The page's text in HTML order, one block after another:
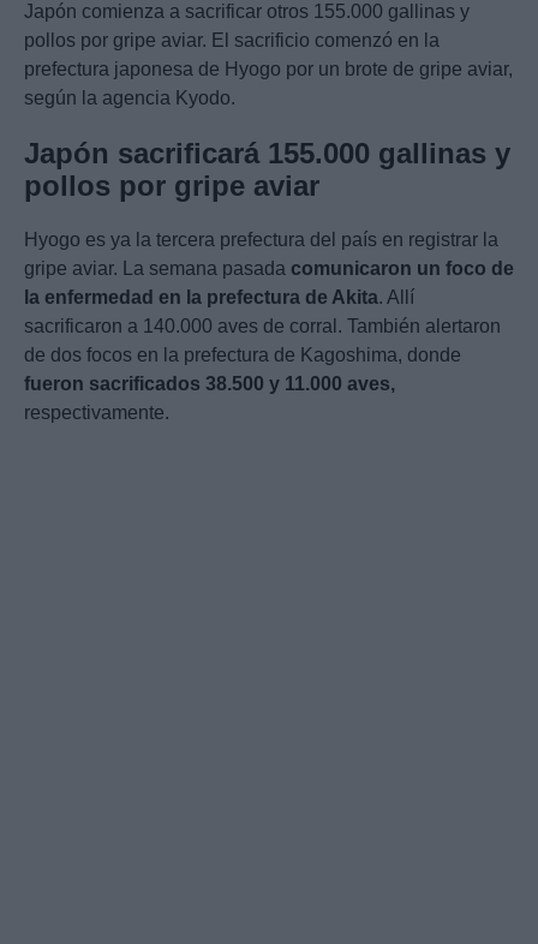
Japón comienza a sacrificar otros 155.000 gallinas y
pollos por gripe aviar. El sacrificio comenzó en la
prefectura japonesa de Hyogo por un brote de gripe aviar,
según la agencia Kyodo.
Japón sacrificará 155.000 gallinas y
pollos por gripe aviar
Hyogo es ya la tercera prefectura del país en registrar la
gripe aviar. La semana pasada comunicaron un foco de
la enfermedad en la prefectura de Akita. Allí
sacrificaron a 140.000 aves de corral. También alertaron
de dos focos en la prefectura de Kagoshima, donde
fueron sacrificados 38.500 y 11.000 aves,
respectivamente.